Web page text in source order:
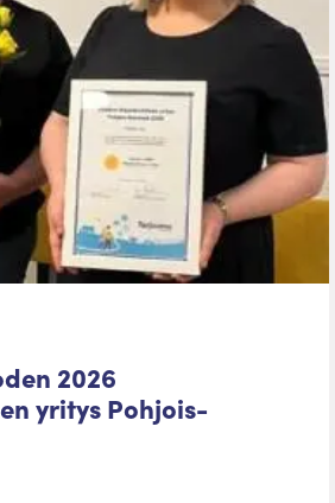
2026
yritys Pohjois-